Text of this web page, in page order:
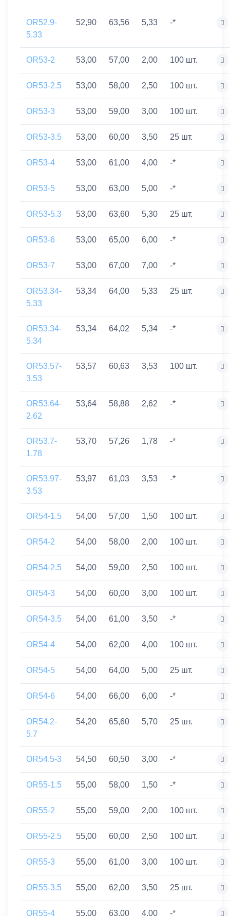
OR52.9-
5.33
52,90 63,56 5,33 -*
OR53-2 53,00 57,00 2,00 100 шт.
OR53-2.5 53,00 58,00 2,50 100 шт.
OR53-3 53,00 59,00 3,00 100 шт.
OR53-3.5 53,00 60,00 3,50 25 шт.
OR53-4 53,00 61,00 4,00 -*
OR53-5 53,00 63,00 5,00 -*
OR53-5.3 53,00 63,60 5,30 25 шт.
OR53-6 53,00 65,00 6,00 -*
OR53-7 53,00 67,00 7,00 -*
OR53.34-
5.33
53,34 64,00 5,33 25 шт.
OR53.34-
5.34
53,34 64,02 5,34 -*
OR53.57-
3.53
53,57 60,63 3,53 100 шт.
OR53.64-
2.62
53,64 58,88 2,62 -*
OR53.7-
1.78
53,70 57,26 1,78 -*
OR53.97-
3.53
53,97 61,03 3,53 -*
OR54-1.5 54,00 57,00 1,50 100 шт.
OR54-2 54,00 58,00 2,00 100 шт.
OR54-2.5 54,00 59,00 2,50 100 шт.
OR54-3 54,00 60,00 3,00 100 шт.
OR54-3.5 54,00 61,00 3,50 -*
OR54-4 54,00 62,00 4,00 100 шт.
OR54-5 54,00 64,00 5,00 25 шт.
OR54-6 54,00 66,00 6,00 -*
OR54.2-
5.7
54,20 65,60 5,70 25 шт.
OR54.5-3 54,50 60,50 3,00 -*
OR55-1.5 55,00 58,00 1,50 -*
OR55-2 55,00 59,00 2,00 100 шт.
OR55-2.5 55,00 60,00 2,50 100 шт.
OR55-3 55,00 61,00 3,00 100 шт.
OR55-3.5 55,00 62,00 3,50 25 шт.
OR55-4 55,00 63,00 4,00 -*